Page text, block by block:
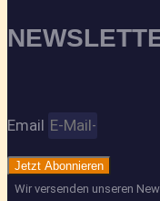
Email
Jetzt Abonnieren
Wir versenden unseren